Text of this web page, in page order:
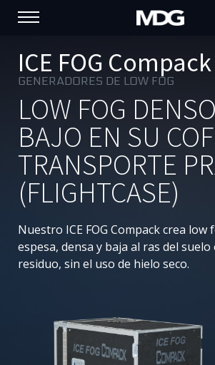
PRODUCTOS
ASISTENCIA
PORFOLIO
ACERCA DE MDG
DÓNDE COMPRAR
VISÍTENOS
NOTICIAS
ICE FOG Compack
GENERADORES DE LOW FOG
LOW FOG
BAJO EN SU
TRANSPORTE
(FLIGHTCASE)
Nuestro ICE FOG Compack crea low
espesa, densa y baja al ras del suelo
residuo, sin el uso de hielo seco.